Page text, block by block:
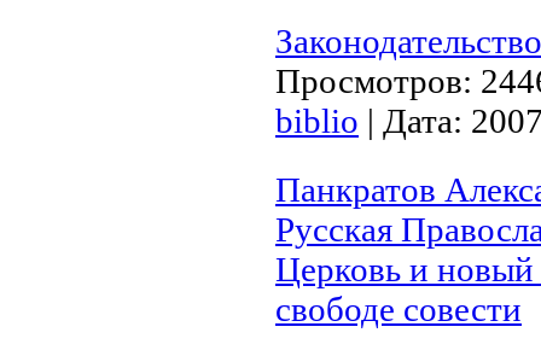
Просмотров:
biblio | Дата:
Панкратов
Русская
Церковь и новый
свободе совести